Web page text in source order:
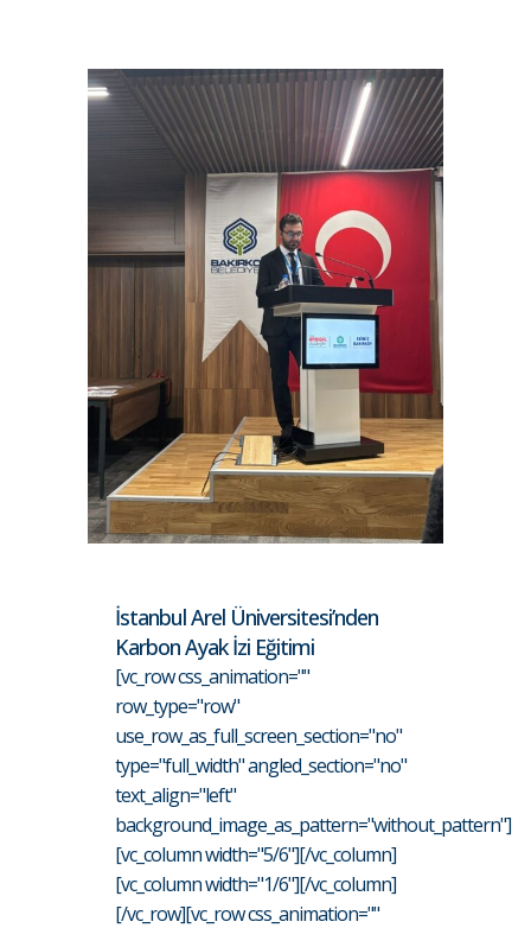
İstanbul Arel Üniversitesi’nden
Karbon Ayak İzi Eğitimi
[vc_row css_animation=""
row_type="row"
use_row_as_full_screen_section="no"
type="full_width" angled_section="no"
text_align="left"
background_image_as_pattern="without_pattern"]
[vc_column width="5/6"][/vc_column]
[vc_column width="1/6"][/vc_column]
[/vc_row][vc_row css_animation=""